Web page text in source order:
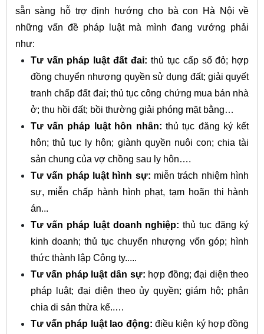
sẵn sàng hỗ trợ định hướng cho bà con Hà Nội về
những vấn đề pháp luật mà mình đang vướng phải
như:
Tư vấn pháp luật đất đai: thủ tục cấp sổ đỏ; hợp
đồng chuyển nhượng quyền sử dụng đất; giải quyết
tranh chấp đất đai; thủ tục công chứng mua bán nhà
ở; thu hồi đất; bồi thường giải phóng mặt bằng…
Tư vấn pháp luật hôn nhân: thủ tục đăng ký kết
hôn; thủ tục ly hôn; giành quyền nuôi con; chia tài
sản chung của vợ chồng sau ly hôn….
Tư vấn pháp luật hình sự: miễn trách nhiệm hình
sự, miễn chấp hành hình phạt, tạm hoãn thi hành
án...
Tư vấn pháp luật doanh nghiệp: thủ tục đăng ký
kinh doanh; thủ tục chuyển nhượng vốn góp; hình
thức thành lập Công ty.....
Tư vấn pháp luật dân sự: hợp đồng; đại diện theo
pháp luật; đại diện theo ủy quyền; giám hộ; phân
chia di sản thừa kế..…
Tư vấn pháp luật lao động: điều kiện ký hợp đồng